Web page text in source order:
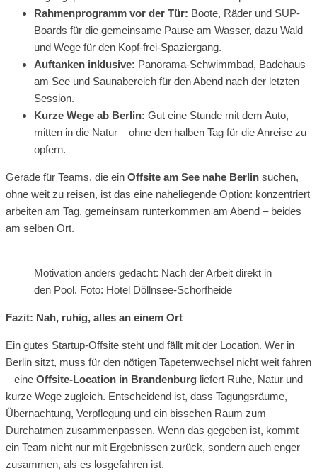
Rahmenprogramm vor der Tür: Boote, Räder und SUP-
Boards für die gemeinsame Pause am Wasser, dazu Wald
und Wege für den Kopf-frei-Spaziergang.
Auftanken inklusive: Panorama-Schwimmbad, Badehaus
am See und Saunabereich für den Abend nach der letzten
Session.
Kurze Wege ab Berlin: Gut eine Stunde mit dem Auto,
mitten in die Natur – ohne den halben Tag für die Anreise zu
opfern.
Gerade für Teams, die ein Offsite am See nahe Berlin suchen,
ohne weit zu reisen, ist das eine naheliegende Option: konzentriert
arbeiten am Tag, gemeinsam runterkommen am Abend – beides
am selben Ort.
Motivation anders gedacht: Nach der Arbeit direkt in
den Pool. Foto: Hotel Döllnsee-Schorfheide
Fazit: Nah, ruhig, alles an einem Ort
Ein gutes Startup-Offsite steht und fällt mit der Location. Wer in
Berlin sitzt, muss für den nötigen Tapetenwechsel nicht weit fahren
– eine Offsite-Location in Brandenburg liefert Ruhe, Natur und
kurze Wege zugleich. Entscheidend ist, dass Tagungsräume,
Übernachtung, Verpflegung und ein bisschen Raum zum
Durchatmen zusammenpassen. Wenn das gegeben ist, kommt
ein Team nicht nur mit Ergebnissen zurück, sondern auch enger
zusammen, als es losgefahren ist.